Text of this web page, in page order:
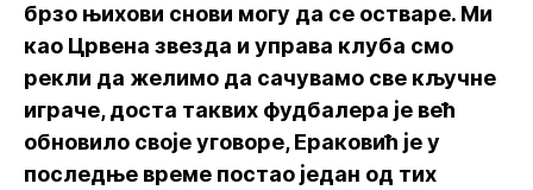
брзо њихови снови могу да се остваре. Ми
као Црвена звезда и управа клуба смо
рекли да желимо да сачувамо све кључне
играче, доста таквих фудбалера је већ
обновило своје уговоре, Ераковић је у
последње време постао један од тих